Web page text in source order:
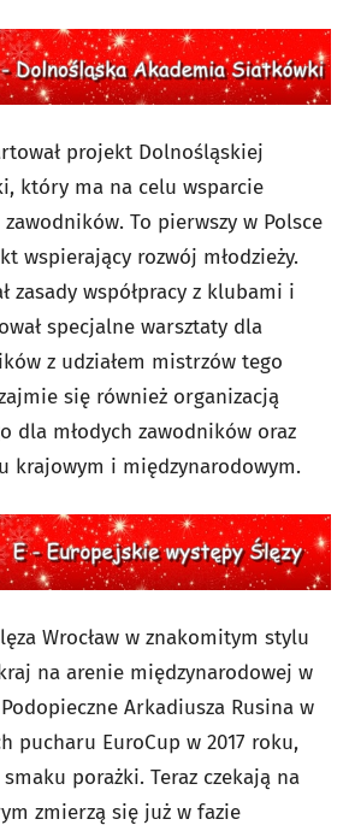
projekt Dolnośląskiej
który ma na celu wsparcie
To pierwszy w Polsce
wspierający rozwój młodzieży.
zasady współpracy z klubami i
specjalne warsztaty dla
z udziałem mistrzów tego
się również organizacją
dla młodych zawodników oraz
krajowym i międzynarodowym.
Wrocław w znakomitym stylu
na arenie międzynarodowej w
Arkadiusza Rusina w
pucharu EuroCup w 2017 roku,
smaku porażki. Teraz czekają na
zmierzą się już w fazie